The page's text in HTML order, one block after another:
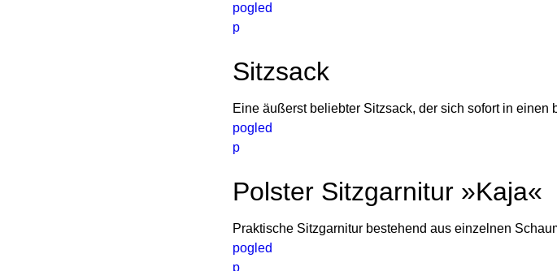
pogled
p
Sitzsack
Eine äußerst beliebter Sitzsack, der sich sofort in
pogled
p
Polster Sitzgarnitur »Kaja«
Praktische Sitzgarnitur bestehend aus einzelnen
pogled
p